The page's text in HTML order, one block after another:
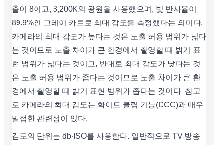
출이 8이고, 3,200K의 광원을 사용했으며, 빛 반사율이
89.9%인 그레이 카트로 최대 감도를 측정했다는 의미다.
카메라의 최대 감도가 높다는 것은 노출 허용 범위가 넓다
는 것이므로 노출 차이가 큰 환경에서 촬영할 때 밝기 표
현 범위가 넓다는 것이고, 반대로 최대 감도가 낮다는 것
은 노출 허용 범위가 좁다는 것이므로 노출 차이가 큰 환
경에서 촬영할 때 밝기 표현 범위가 좁다는 것이다. 참고
로 카메라의 최대 감도는 화이트 클립 기능(DCC)과 매우
밀접한 관련성이 있다.
감도의 단위는 db·ISO를 사용한다. 일반적으로 TV 방송